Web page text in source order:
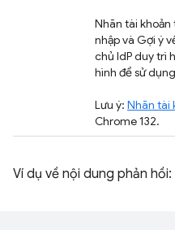
Nhãn tài khoản
nhập và Gợi ý
chủ IdP duy trì
hình để sử
Lưu ý: Nhãn tài
Chrome 132.
Ví dụ về nội dung phản hồi: